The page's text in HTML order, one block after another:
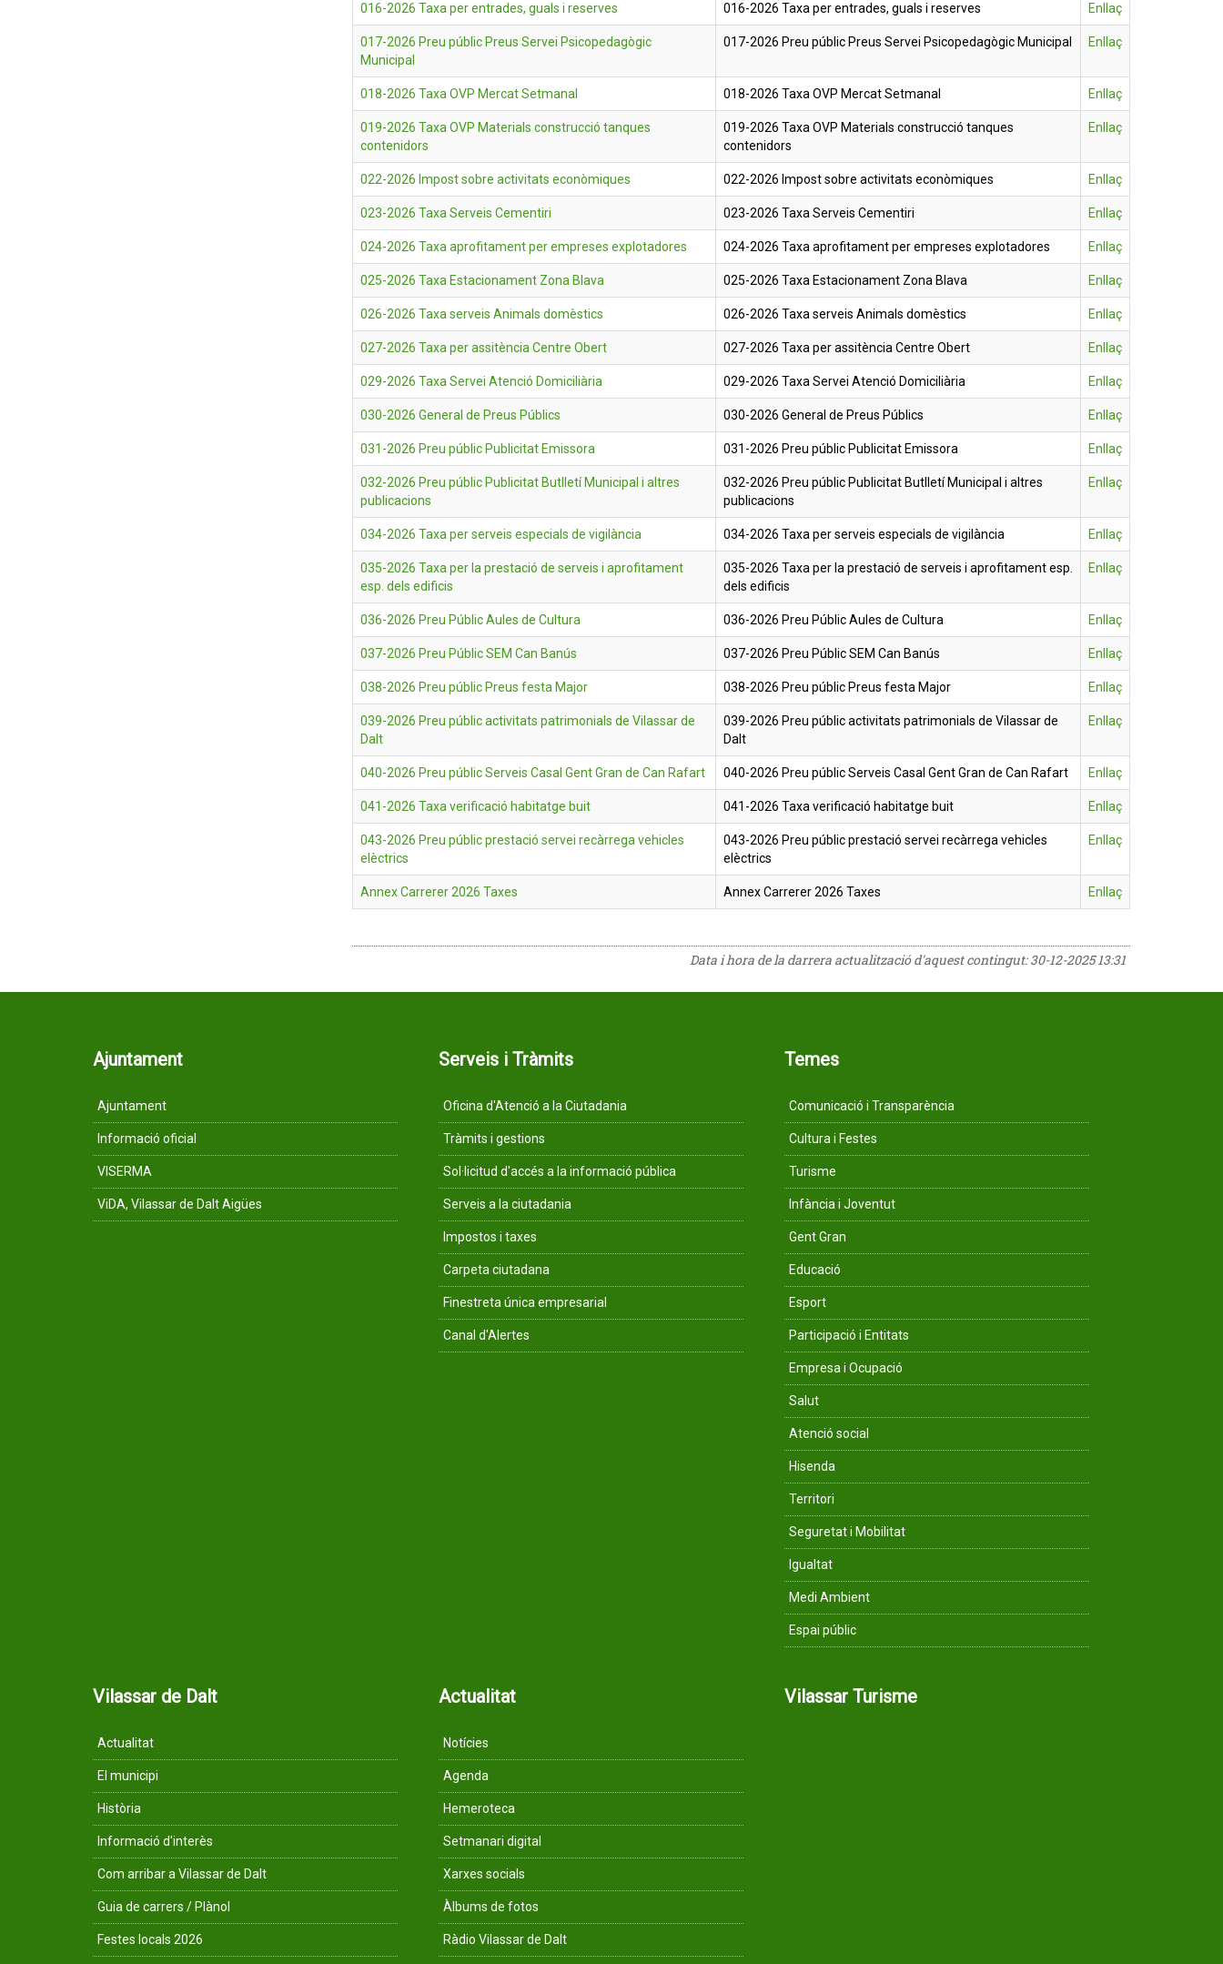
016-2026 Taxa per entrades, guals i reserves 016-2026 Taxa per entrades, guals i reserves Enllaç
017-2026 Preu públic Preus Servei Psicopedagògic
Municipal
017-2026 Preu públic Preus Servei Psicopedagògic Municipal Enllaç
018-2026 Taxa OVP Mercat Setmanal 018-2026 Taxa OVP Mercat Setmanal Enllaç
019-2026 Taxa OVP Materials construcció tanques
contenidors
019-2026 Taxa OVP Materials construcció tanques
contenidors
Enllaç
022-2026 Impost sobre activitats econòmiques 022-2026 Impost sobre activitats econòmiques Enllaç
023-2026 Taxa Serveis Cementiri 023-2026 Taxa Serveis Cementiri Enllaç
024-2026 Taxa aprofitament per empreses explotadores 024-2026 Taxa aprofitament per empreses explotadores Enllaç
025-2026 Taxa Estacionament Zona Blava 025-2026 Taxa Estacionament Zona Blava Enllaç
026-2026 Taxa serveis Animals domèstics 026-2026 Taxa serveis Animals domèstics Enllaç
027-2026 Taxa per assitència Centre Obert 027-2026 Taxa per assitència Centre Obert Enllaç
029-2026 Taxa Servei Atenció Domiciliària 029-2026 Taxa Servei Atenció Domiciliària Enllaç
030-2026 General de Preus Públics 030-2026 General de Preus Públics Enllaç
031-2026 Preu públic Publicitat Emissora 031-2026 Preu públic Publicitat Emissora Enllaç
032-2026 Preu públic Publicitat Butlletí Municipal i altres
publicacions
032-2026 Preu públic Publicitat Butlletí Municipal i altres
publicacions
Enllaç
034-2026 Taxa per serveis especials de vigilància 034-2026 Taxa per serveis especials de vigilància Enllaç
035-2026 Taxa per la prestació de serveis i aprofitament
esp. dels edificis
035-2026 Taxa per la prestació de serveis i aprofitament esp.
dels edificis
Enllaç
036-2026 Preu Públic Aules de Cultura 036-2026 Preu Públic Aules de Cultura Enllaç
037-2026 Preu Públic SEM Can Banús 037-2026 Preu Públic SEM Can Banús Enllaç
038-2026 Preu públic Preus festa Major 038-2026 Preu públic Preus festa Major Enllaç
039-2026 Preu públic activitats patrimonials de Vilassar de
Dalt
039-2026 Preu públic activitats patrimonials de Vilassar de
Dalt
Enllaç
040-2026 Preu públic Serveis Casal Gent Gran de Can Rafart 040-2026 Preu públic Serveis Casal Gent Gran de Can Rafart Enllaç
041-2026 Taxa verificació habitatge buit 041-2026 Taxa verificació habitatge buit Enllaç
043-2026 Preu públic prestació servei recàrrega vehicles
elèctrics
043-2026 Preu públic prestació servei recàrrega vehicles
elèctrics
Enllaç
Annex Carrerer 2026 Taxes Annex Carrerer 2026 Taxes Enllaç
Data i hora de la darrera actualització d'aquest contingut:30-12-2025 13:31
Ajuntament
Ajuntament
Informació oficial
VISERMA
ViDA, Vilassar de Dalt Aigües
Serveis i Tràmits
Oficina d'Atenció a la Ciutadania
Tràmits i gestions
Sol·licitud d'accés a la informació pública
Serveis a la ciutadania
Impostos i taxes
Carpeta ciutadana
Finestreta única empresarial
Canal d'Alertes
Temes
Comunicació i Transparència
Cultura i Festes
Turisme
Infància i Joventut
Gent Gran
Educació
Esport
Participació i Entitats
Empresa i Ocupació
Salut
Atenció social
Hisenda
Territori
Seguretat i Mobilitat
Igualtat
Medi Ambient
Espai públic
Vilassar de Dalt
Actualitat
El municipi
Història
Informació d'interès
Com arribar a Vilassar de Dalt
Guia de carrers / Plànol
Festes locals 2026
Actualitat
Notícies
Agenda
Hemeroteca
Setmanari digital
Xarxes socials
Àlbums de fotos
Ràdio Vilassar de Dalt
Vilassar Turisme